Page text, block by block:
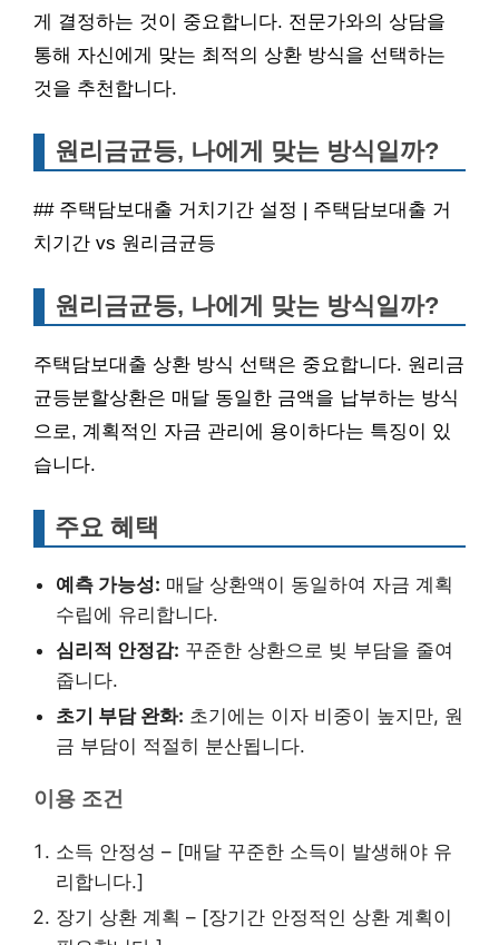
게 결정하는 것이 중요합니다. 전문가와의 상담을
통해 자신에게 맞는 최적의 상환 방식을 선택하는
것을 추천합니다.
원리금균등, 나에게 맞는 방식일까?
## 주택담보대출 거치기간 설정 | 주택담보대출 거
치기간 vs 원리금균등
원리금균등, 나에게 맞는 방식일까?
주택담보대출 상환 방식 선택은 중요합니다. 원리금
균등분할상환은 매달 동일한 금액을 납부하는 방식
으로, 계획적인 자금 관리에 용이하다는 특징이 있
습니다.
주요 혜택
예측 가능성: 매달 상환액이 동일하여 자금 계획
수립에 유리합니다.
심리적 안정감: 꾸준한 상환으로 빚 부담을 줄여
줍니다.
초기 부담 완화: 초기에는 이자 비중이 높지만, 원
금 부담이 적절히 분산됩니다.
이용 조건
소득 안정성 – [매달 꾸준한 소득이 발생해야 유
리합니다.]
장기 상환 계획 – [장기간 안정적인 상환 계획이